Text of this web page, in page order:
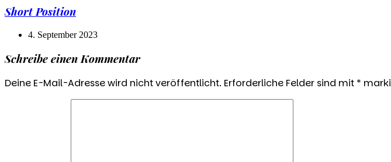
Short Position
4. September 2023
Schreibe einen Kommentar
Deine E-Mail-Adresse wird nicht veröffentlicht. Erforderliche Felder sind mit *